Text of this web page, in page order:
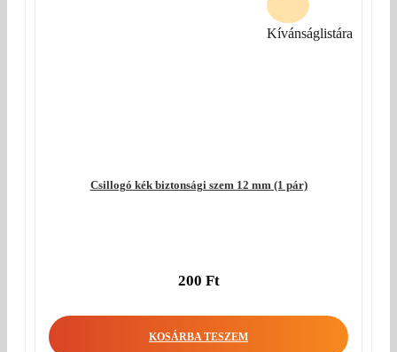
Csillogó kék biztonsági szem 12 mm (1 pár)
200 Ft
KOSÁRBA TESZEM
Kívánságlistára